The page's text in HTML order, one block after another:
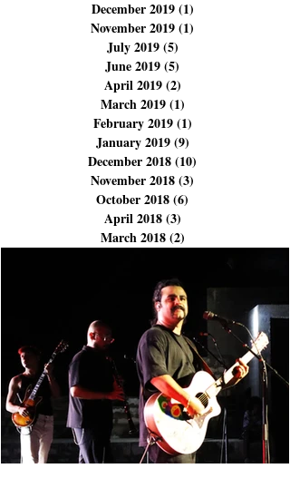
January 2023(1)1 post
February 2020 (2)2 posts
January 2020(2)
December 2019(1)
November 2019(1)
July 2019 (5)5 posts
June 2019(5)5 posts
April 2019(2)2 posts
March 2019(1)1 post
February 2019 (1)1 post
January 2019 (9)
December 2018(10)
November 2018(3)
(3)
March 2018(2)2 posts